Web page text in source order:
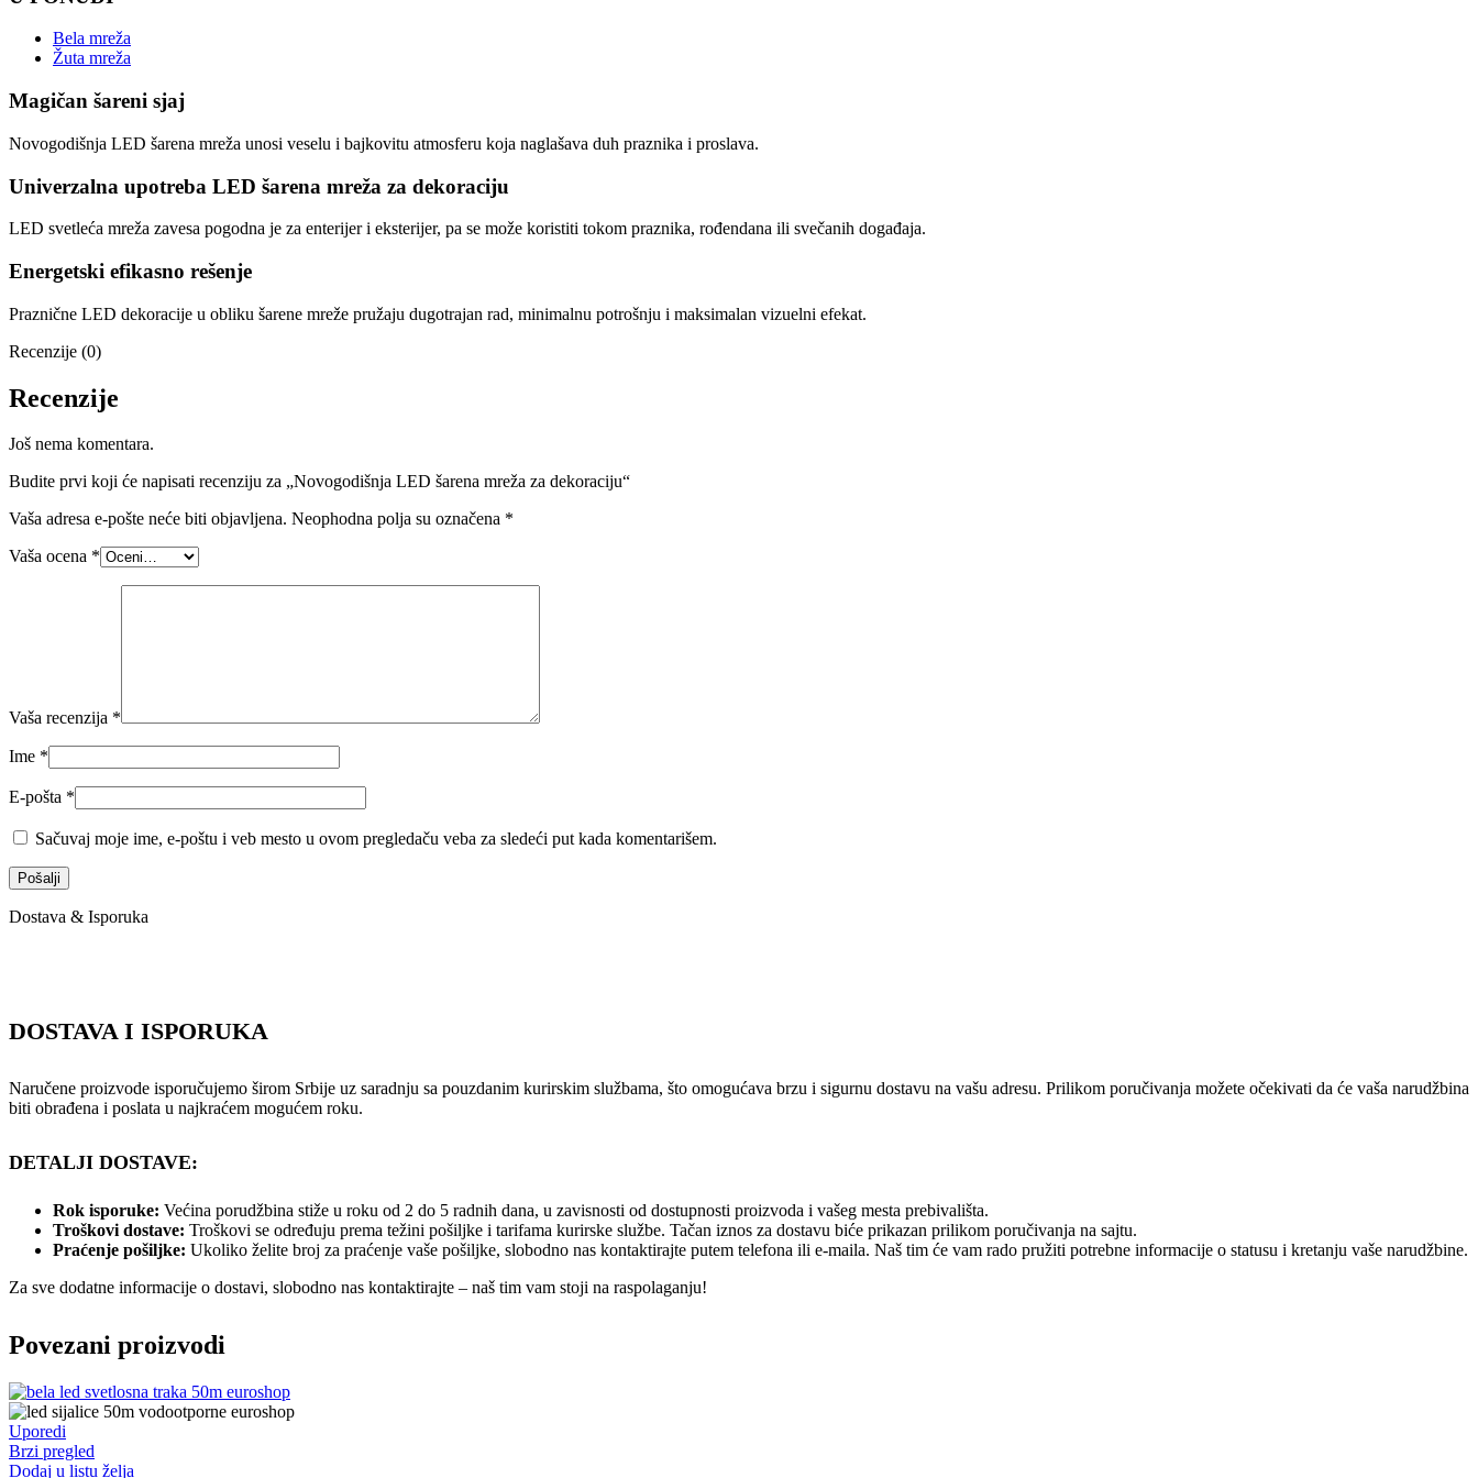
Bela mreža
Žuta mreža
Magičan šareni sjaj
Novogodišnja LED šarena mreža unosi veselu i bajkovitu atmosferu koja naglašava duh praznika i proslava.
Univerzalna upotreba LED šarena mreža za dekoraciju
LED svetleća mreža zavesa pogodna je za enterijer i eksterijer, pa se može koristiti tokom praznika, rođendana ili svečanih događaja.
Energetski efikasno rešenje
Praznične LED dekoracije u obliku šarene mreže pružaju dugotrajan rad, minimalnu potrošnju i maksimalan vizuelni efekat.
Recenzije (0)
Recenzije
Još nema komentara.
Budite prvi koji će napisati recenziju za „Novogodišnja LED šarena mreža za dekoraciju“
Vaša adresa e-pošte neće biti objavljena. Neophodna polja su označena *
Vaša ocena *
Vaša recenzija *
Ime *
E-pošta *
Sačuvaj moje ime, e-poštu i veb mesto u ovom pregledaču veba za sledeći put kada komentarišem.
Dostava & Isporuka
DOSTAVA I ISPORUKA
Naručene proizvode isporučujemo širom Srbije uz saradnju sa pouzdanim kurirskim službama, što omogućava brzu i sigurnu dostavu na vašu adresu. Prilikom poručivanja možete očekivati da će vaša narudžbina
biti obrađena i poslata u najkraćem mogućem roku.
DETALJI DOSTAVE:
Rok isporuke: Većina porudžbina stiže u roku od 2 do 5 radnih dana, u zavisnosti od dostupnosti proizvoda i vašeg mesta prebivališta.
Troškovi dostave: Troškovi se određuju prema težini pošiljke i tarifama kurirske službe. Tačan iznos za dostavu biće prikazan prilikom poručivanja na sajtu.
Praćenje pošiljke: Ukoliko želite broj za praćenje vaše pošiljke, slobodno nas kontaktirajte putem telefona ili e-maila. Naš tim će vam rado pružiti potrebne informacije o statusu i kretanju vaše narudžbine.
Za sve dodatne informacije o dostavi, slobodno nas kontaktirajte – naš tim vam stoji na raspolaganju!
Povezani proizvodi
Uporedi
Brzi pregled
Dodaj u listu želja